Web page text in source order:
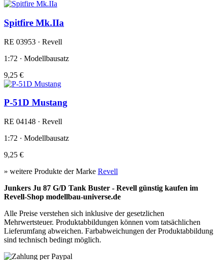
Spitfire Mk.IIa
RE 03953 · Revell
1:72 · Modellbausatz
9,25 €
P-51D Mustang
RE 04148 · Revell
1:72 · Modellbausatz
9,25 €
» weitere Produkte der Marke Revell
Junkers Ju 87 G/D Tank Buster - Revell günstig kaufen im
Revell-Shop modellbau-universe.de
Alle Preise verstehen sich inklusive der gesetzlichen
Mehrwertsteuer. Produktabbildungen können vom tatsächlichen
Lieferumfang abweichen. Farbabweichungen der Produktabbildung
sind technisch bedingt möglich.